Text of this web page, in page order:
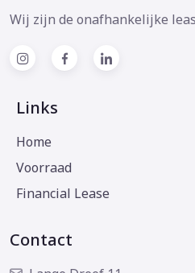
Wij zijn de onafhankelijke
Links
Home
Voorraad
Financial Lease
Contact